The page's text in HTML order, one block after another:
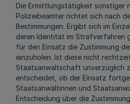
Die Ermittlungstätigkeit sonstiger
Polizeibeamter richtet sich nach
Bestimmungen. Ergibt sich im
deren Identität im Strafverfahren
für den Einsatz die Zustimmung
einzuholen. Ist diese nicht
Staatsanwaltschaft unverzüglich
entscheidet, ob der Einsatz
Staatsanwältinnen und
Entscheidung über die